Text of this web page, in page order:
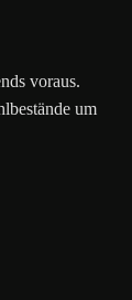
voraus.
um